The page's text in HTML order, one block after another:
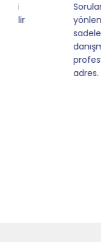
Sorularımıza
sadeleştirdiler.
danışmanlık
profesyonellik